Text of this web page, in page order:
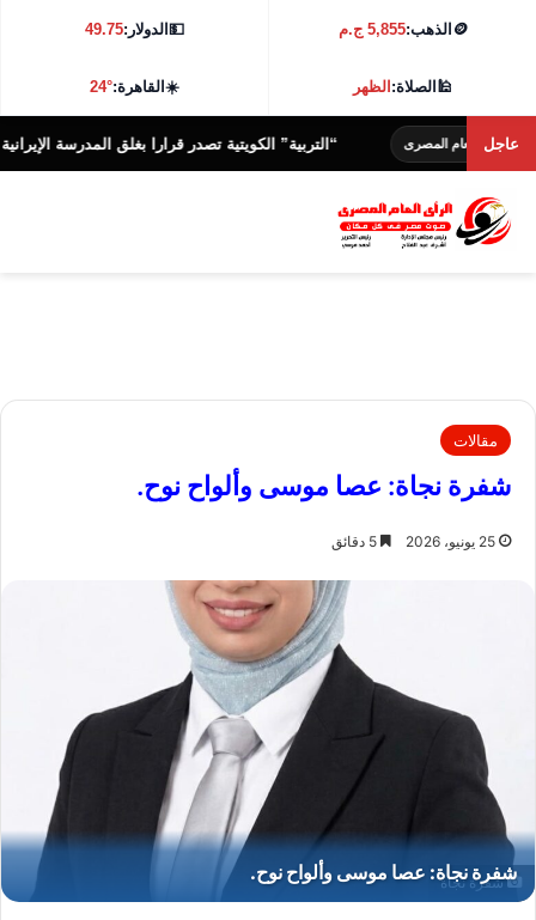
🪙 الذهب:5,855 ج.م 💵الدولار:49.75
🕌الصلاة:الظهر ☀️القاهرة:24°
عاجل
المصرى “التربية” الكويتية تصدر قرارا بغلق المدرسة الإيرانية الخاصة
مقالات
شفرة نجاة: عصا موسى وألواح نوح.
25 يونيو، 2026
شفرة نجاة